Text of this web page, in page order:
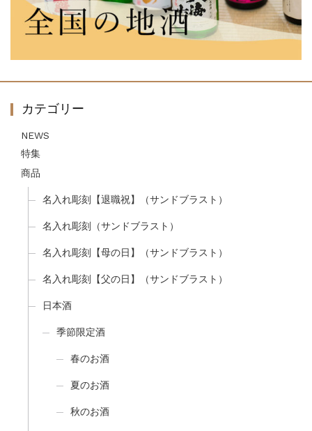
カテゴリー
NEWS
特集
商品
名入れ彫刻【退職祝】（サンドブラスト）
名入れ彫刻（サンドブラスト）
名入れ彫刻【母の日】（サンドブラスト）
名入れ彫刻【父の日】（サンドブラスト）
日本酒
季節限定酒
春のお酒
夏のお酒
秋のお酒